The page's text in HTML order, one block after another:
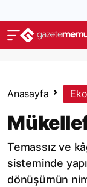
Anasayfa
Temassız ve
sisteminde
dönüşümün